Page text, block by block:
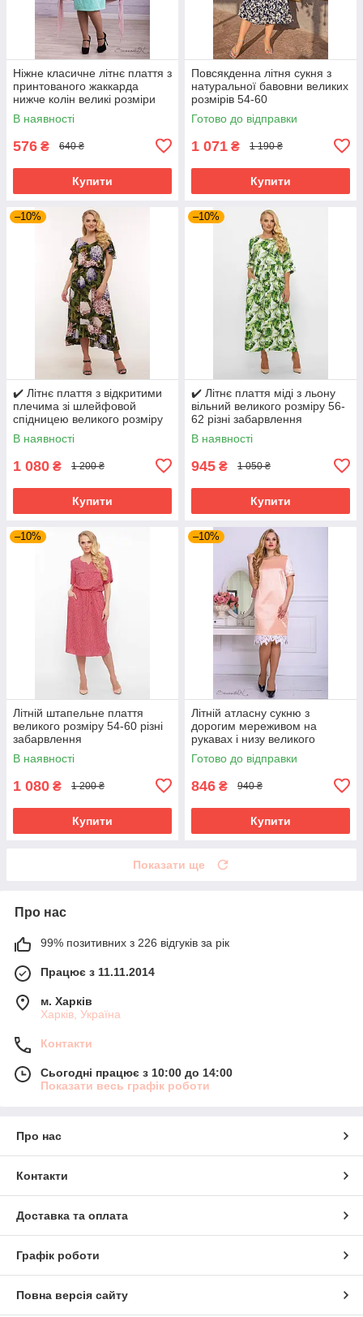
Ніжне класичне літнє плаття з
принтованого жаккарда
нижче колін великі розміри
48-54
В наявності
576 ₴ 640 ₴
Купити
Повсякденна літня сукня з
натуральної бавовни великих
розмірів 54-60
Готово до відправки
1 071 ₴ 1 190 ₴
Купити
–10%
✔️ Літнє плаття з відкритими
плечима зі шлейфовой
спідницею великого розміру
54-60
В наявності
1 080 ₴ 1 200 ₴
Купити
–10%
✔️ Літнє плаття міді з льону
вільний великого розміру 56-
62 різні забарвлення
В наявності
945 ₴ 1 050 ₴
Купити
–10%
Літній штапельне плаття
великого розміру 54-60 різні
забарвлення
В наявності
1 080 ₴ 1 200 ₴
Купити
–10%
Літній атласну сукню з
дорогим мереживом на
рукавах і низу великого
розміру 50-56 розміру
Готово до відправки
846 ₴ 940 ₴
Купити
Показати ще
Про нас
99% позитивних з 226 відгуків за рік
Працює з 11.11.2014
м. Харків
Харків, Україна
Контакти
Сьогодні працює з 10:00 до 14:00
Показати весь графік роботи
Про нас
Контакти
Доставка та оплата
Графік роботи
Повна версія сайту